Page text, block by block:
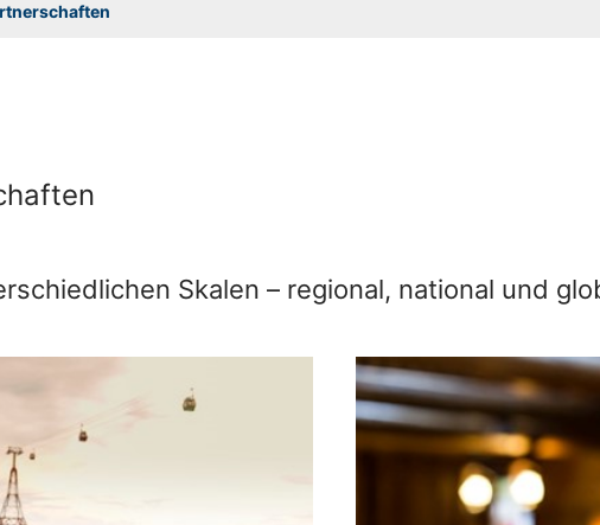
Skalen – regional, national und